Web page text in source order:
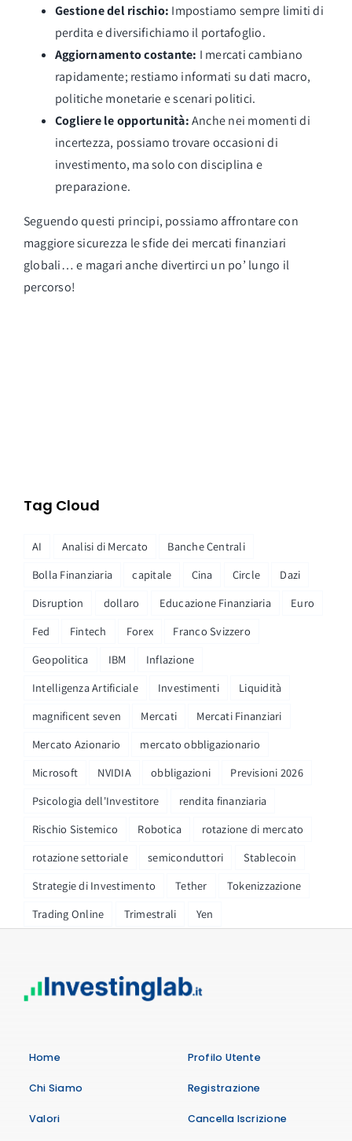
Gestione del rischio: Impostiamo sempre limiti di
perdita e diversifichiamo il portafoglio.
Aggiornamento costante: I mercati cambiano
rapidamente; restiamo informati su dati macro,
politiche monetarie e scenari politici.
Cogliere le opportunità:Anche nei momenti di
incertezza, possiamo trovare occasioni di
investimento, ma solo con disciplina e
preparazione.
Seguendo questi principi, possiamo affrontare con
maggiore sicurezza le sfide dei mercati finanziari
globali… e magari anche divertirci un po’ lungo il
percorso!
Tag Cloud
AI Analisi di Mercato
Banche Centrali
Bolla Finanziaria
capitale Cina Circle
Dazi
Disruption
dollaro Educazione Finanziaria
Euro
Fed
Fintech Forex
Franco Svizzero
Geopolitica
IBM
Inflazione
Intelligenza Artificiale
Investimenti
Liquidità
magnificent seven
Mercati
Mercati Finanziari
Mercato Azionario
mercato obbligazionario
Microsoft
NVIDIA obbligazioni
Previsioni 2026
Psicologia dell'Investitore
rendita finanziaria
Rischio Sistemico
Robotica
rotazione di mercato
rotazione settoriale
semiconduttori
Stablecoin
Strategie di Investimento
Tether
Tokenizzazione
Trading Online
Trimestrali Yen
Home
Chi Siamo
Valori
Profilo Utente
Registrazione
Cancella Iscrizione